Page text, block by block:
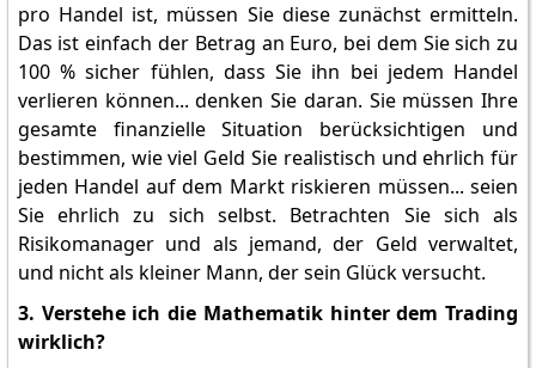
pro Handel ist, müssen Sie diese zunächst ermitteln.
Das ist einfach der Betrag an Euro, bei dem Sie sich zu
100 % sicher fühlen, dass Sie ihn bei jedem Handel
verlieren können... denken Sie daran. Sie müssen Ihre
gesamte finanzielle Situation berücksichtigen und
bestimmen, wie viel Geld Sie realistisch und ehrlich für
jeden Handel auf dem Markt riskieren müssen... seien
Sie ehrlich zu sich selbst. Betrachten Sie sich als
Risikomanager und als jemand, der Geld verwaltet,
und nicht als kleiner Mann, der sein Glück versucht.
3. Verstehe ich die Mathematik hinter dem Trading
wirklich?